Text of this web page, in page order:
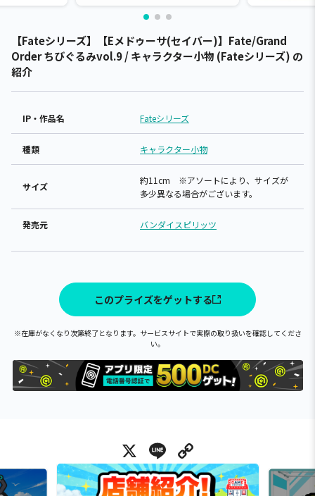
【Fateシリーズ】【Eメドゥーサ(セイバー)】Fate/Grand
Order ちびぐるみvol.9 / キャラクター小物 (Fateシリーズ) の
紹介
IP・作品名 Fateシリーズ
種類 キャラクター小物
サイズ
約11cm ※アソートにより、サイズが
多少異なる場合がございます。
発売元 バンダイスピリッツ
このプライズをゲットする
※在庫がなくなり次第終了となります。サービスサイトで実際の取り扱いを確認してくださ
い。
X Line